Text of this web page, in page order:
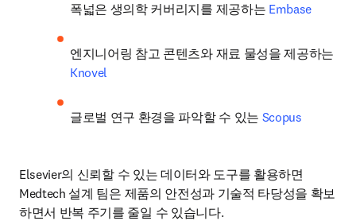
폭넓은 생의학 커버리지를 제공하는 Embase
Knovel
글로벌 연구 환경을 파악할 수 있는 Scopus
Elsevier의 신뢰할 수 있는 데이터와 도구를 활용하면
Medtech 설계 팀은 제품의 안전성과 기술적 타당성을 확보
하면서 반복 주기를 줄일 수 있습니다.